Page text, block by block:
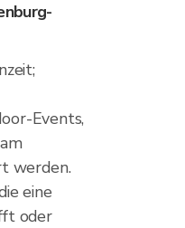
Events,
werden.
eine
oder